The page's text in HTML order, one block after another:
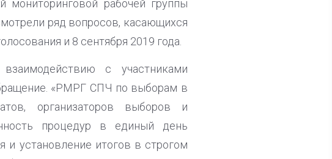
мониторинговой рабочей группы
ряд вопросов, касающихся
и 8 сентября 2019 года.
с участниками
«РМРГ СПЧ по выборам в
организаторов выборов и
процедур в единый день
и установление итогов в строгом